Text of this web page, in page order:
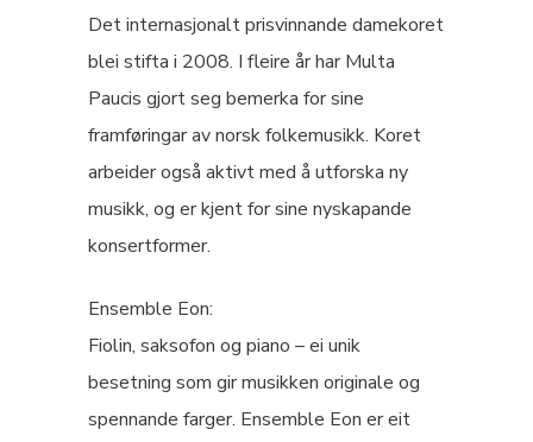
Det internasjonalt prisvinnande damekoret
blei stifta i 2008. I fleire år har Multa
Paucis gjort seg bemerka for sine
framføringar av norsk folkemusikk. Koret
arbeider også aktivt med å utforska ny
musikk, og er kjent for sine nyskapande
konsertformer.
Ensemble Eon:
Fiolin, saksofon og piano – ei unik
besetning som gir musikken originale og
spennande farger. Ensemble Eon er eit